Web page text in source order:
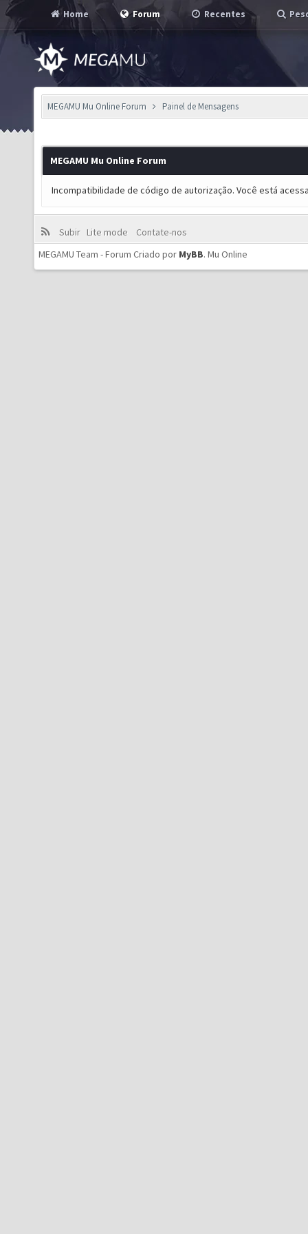
Home Forum Recentes
MEGAMU Mu Online Forum Painel de Mensagens
MEGAMU Mu Online Forum
Incompatibilidade de código de autorização. Você está
Subir Lite mode
Contate-nos
MEGAMU Team - Forum Criado por MyBB. Mu Online